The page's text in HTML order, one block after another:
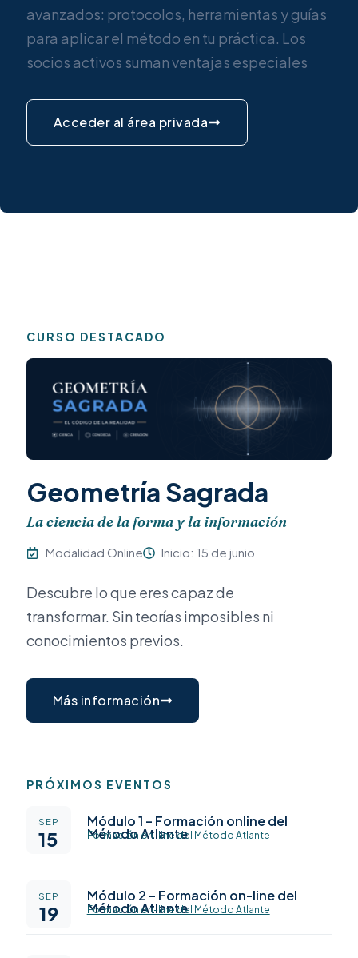
avanzados: protocolos, herramientas y guías
para aplicar el método en tu práctica. Los
socios activos suman ventajas especiales
Acceder al área privada
CURSO DESTACADO
Geometría Sagrada
La ciencia de la forma y la información
Modalidad Online Inicio: 15 de junio
Descubre lo que eres capaz de
transformar. Sin teorías imposibles ni
conocimientos previos.
Más información
PRÓXIMOS EVENTOS
SEP
15
Módulo 1 – Formación online del
Método Atlante
Formación on-line del Método Atlante
SEP
19
Módulo 2 – Formación on-line del
Método Atlante
Formación on-line del Método Atlante